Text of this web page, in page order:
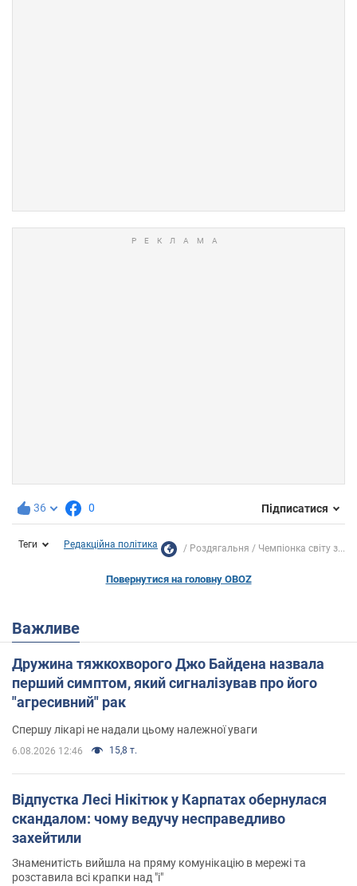
36 0 Підписатися
Теги Редакційна політика Роздягальня Чемпіонка світу з...
Повернутися на головну OBOZ
Важливе
Дружина тяжкохворого Джо Байдена назвала
перший симптом, який сигналізував про його
"агресивний" рак
Спершу лікарі не надали цьому належної уваги
6.08.2026 12:46 15,8 т.
Відпустка Лесі Нікітюк у Карпатах обернулася
скандалом: чому ведучу несправедливо
захейтили
Знаменитість вийшла на пряму комунікацію в мережі та
розставила всі крапки над "і"